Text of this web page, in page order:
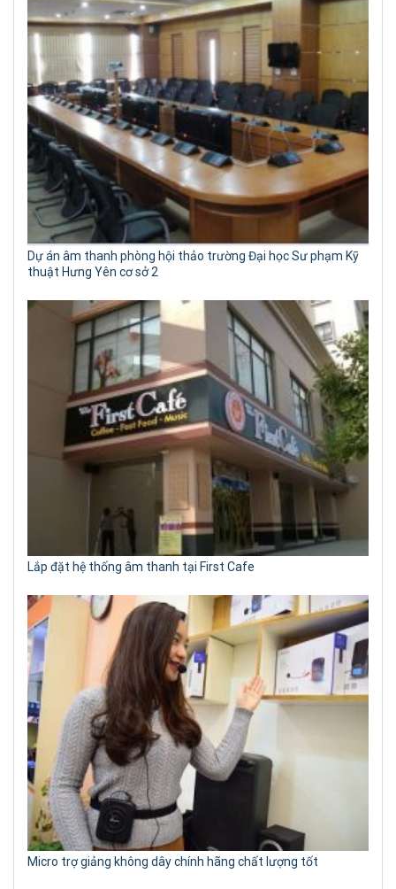
Dự án âm thanh phòng hội thảo trường Đại học Sư phạm Kỹ
thuật Hưng Yên cơ sở 2
Lắp đặt hệ thống âm thanh tại First Cafe
Micro trợ giảng không dây chính hãng chất lượng tốt